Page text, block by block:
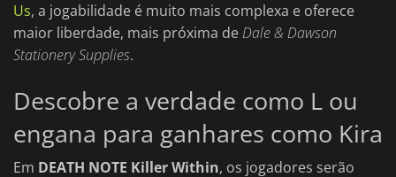
Us, a jogabilidade é muito mais complexa e oferece
maior liberdade, mais próxima deDale & Dawson
Stationery Supplies.
Descobre a verdade como L ou
engana para ganhares como Kira
Em DEATH NOTE Killer Within, os jogadores serão